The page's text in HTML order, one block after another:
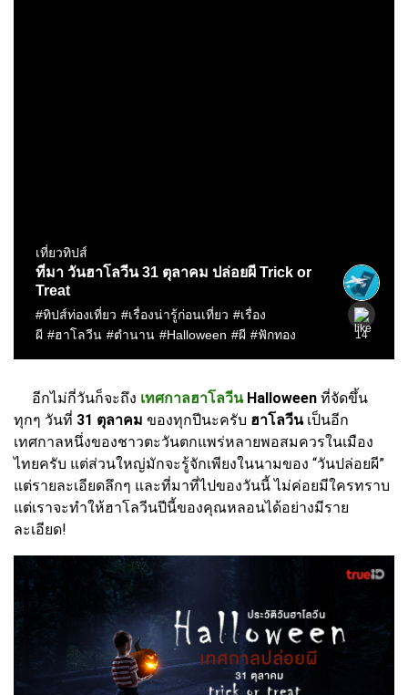
อีกไม่กี่วันก็จะถึง เทศกาลฮาโลวีนHalloween ที่จัดขึ้น
ทุกๆ วันที่ 31 ตุลาคม ของทุกปีนะครับ ฮาโลวีนเป็นอีก
เทศกาลหนึ่งของชาวตะวันตกแพร่หลายพอสมควรในเมือง
ไทยครับ แต่ส่วนใหญ่มักจะรู้จักเพียงในนามของ “วันปล่อยผี”
แต่รายละเอียดลึกๆ และที่มาที่ไปของวันนี้ ไม่ค่อยมีใครทราบ
แต่เราจะทำให้ฮาโลวีนปีนี้ของคุณหลอนได้อย่างมีราย
ละเอียด!